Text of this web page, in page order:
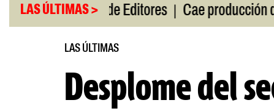
LAS ÚLTIMAS >
gira | Feria de Editores | Cae producción de
LAS ÚLTIMAS
Desplome del